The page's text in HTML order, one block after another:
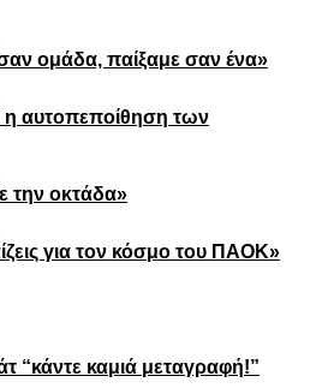
ομάδα, παίξαμε σαν ένα»
η αυτοπεποίθηση των
την οκτάδα»
για τον κόσμο του ΠΑΟΚ»
“κάντε καμιά μεταγραφή!”